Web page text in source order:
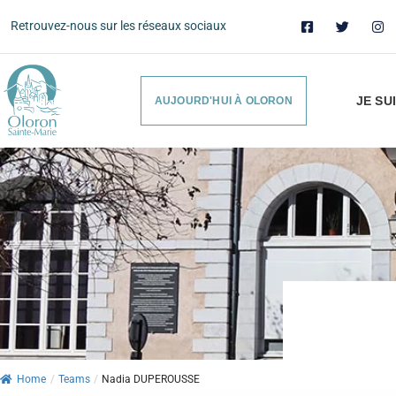
Retrouvez-nous sur les réseaux sociaux
AUJOURD'HUI À OLORON JE
Home / Teams / Nadia DUPEROUSSE